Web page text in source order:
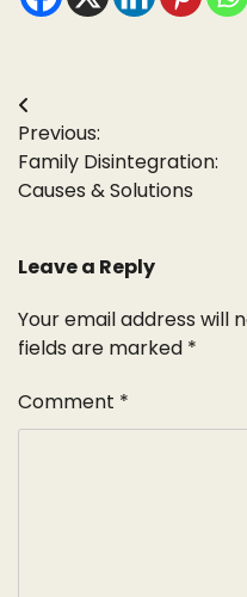
Post
navigation
Previous:
Family Disintegration:
Causes & Solutions
Leave a Reply
Your email address will
fields are marked *
Comment *